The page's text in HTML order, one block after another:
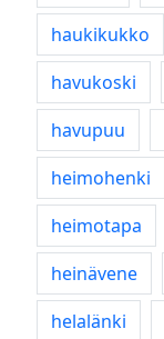
haukikukko
havukoski
havupuu
heimohenki
heimotapa
heinävene
helalänki